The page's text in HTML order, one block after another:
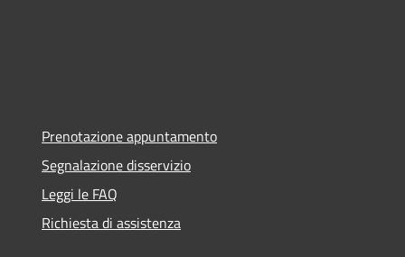
Prenotazione appuntamento
Segnalazione disservizio
Leggi le FAQ
Richiesta di assistenza